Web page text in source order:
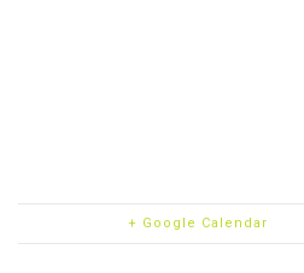
+ Google Calendar